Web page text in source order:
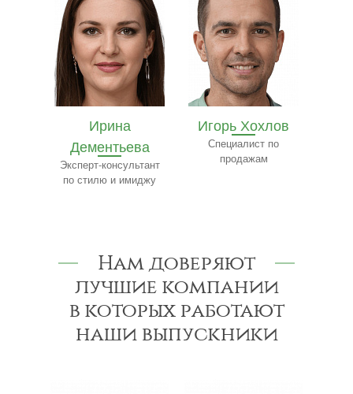
Игорь Хохлов
Специалист по
продажам
Елизавета
Чистякова
Специалист по
Нам доверяют
лучшие компании
в которых работают
наши выпускники